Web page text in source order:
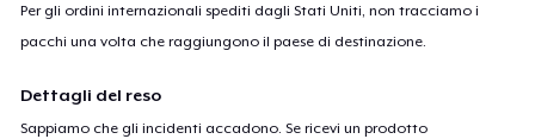
Per gli ordini internazionali spediti dagli Stati Uniti, non tracciamo i
pacchi una volta che raggiungono il paese di destinazione.
Dettagli del reso
Sappiamo che gli incidenti accadono. Se ricevi un prodotto